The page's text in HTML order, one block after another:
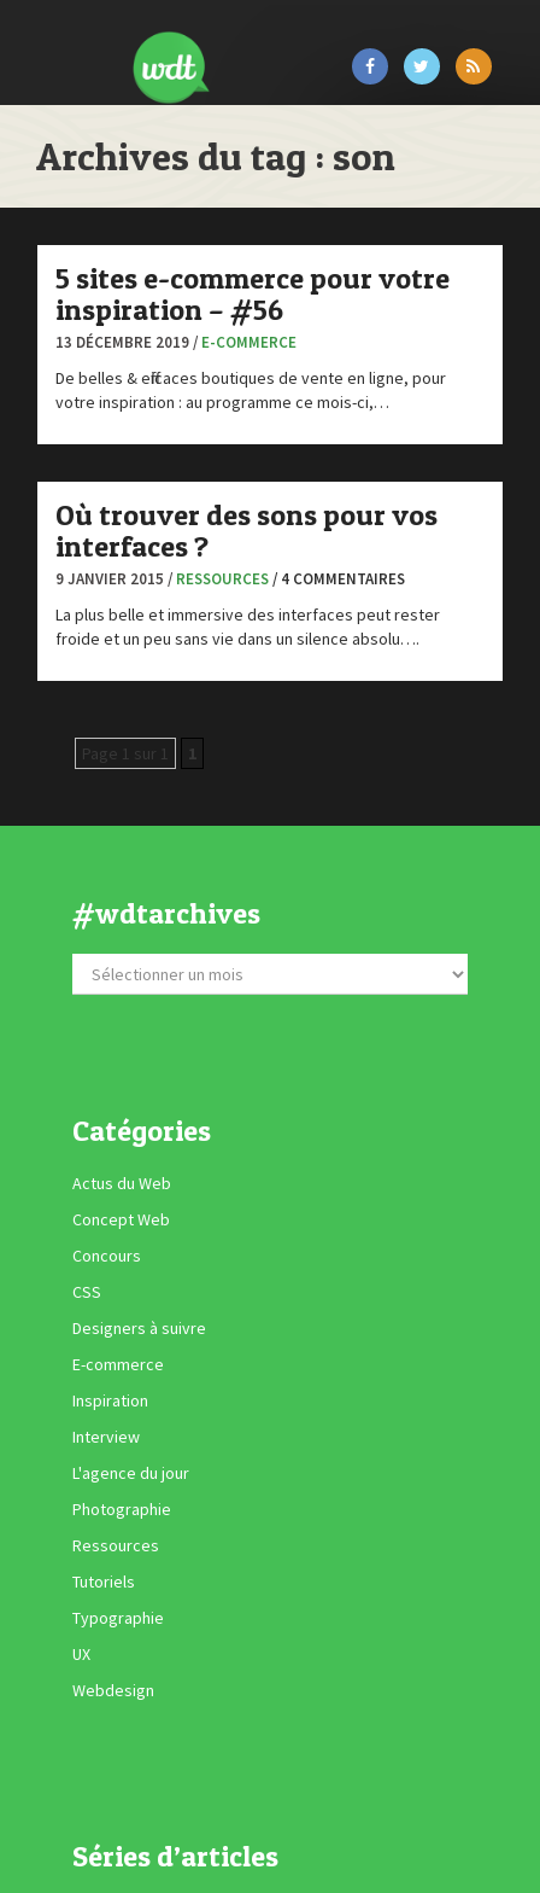
Archives du tag : son
5 sites e-commerce pour votre
inspiration – #56
13 DÉCEMBRE 2019 / E-COMMERCE
De belles & efficaces boutiques de vente en ligne, pour
votre inspiration : au programme ce mois-ci,…
Où trouver des sons pour vos
interfaces ?
9 JANVIER 2015 / RESSOURCES/ 4 COMMENTAIRES
La plus belle et immersive des interfaces peut rester
froide et un peu sans vie dans un silence absolu….
Page 1 sur 1 1
#wdtarchives
Catégories
Actus du Web
Concept Web
Concours
CSS
Designers à suivre
E-commerce
Inspiration
Interview
L'agence du jour
Photographie
Ressources
Tutoriels
Typographie
UX
Webdesign
Séries d’articles